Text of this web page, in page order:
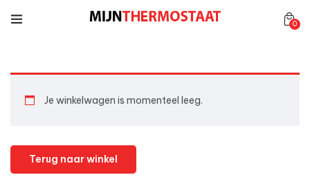
0
Je winkelwagen is momenteel leeg.
Terug naar winkel